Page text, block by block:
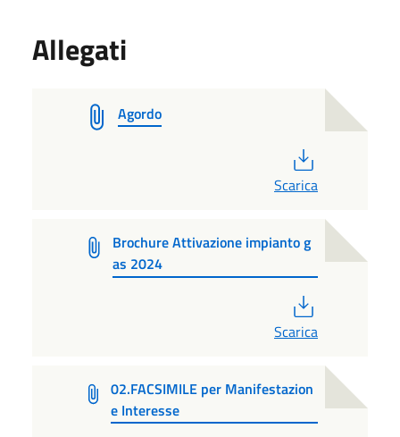
Allegati
Agordo
Scarica
Brochure Attivazione impianto g
as 2024
Scarica
02.FACSIMILE per Manifestazion
e Interesse